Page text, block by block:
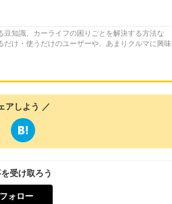
知識、カーライフの困りごとを解決する方法な
け・使うだけのユーザーや、あまりクルマに興味
アしよう ／
受け取ろう
フォロー